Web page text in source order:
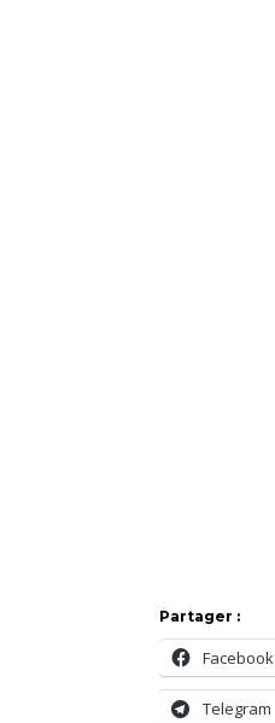
Partager :
Facebook
Telegram